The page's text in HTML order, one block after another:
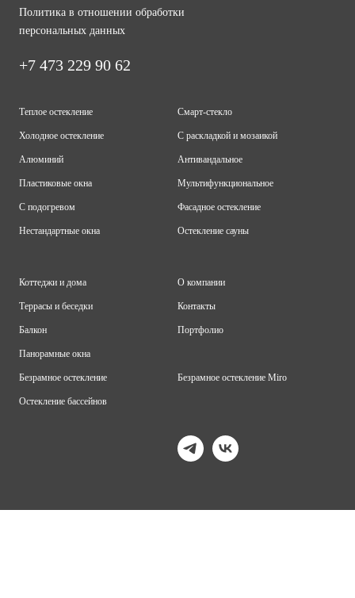
Политика в отношении обработки
персональных данных
+7 473 229 90 62
Теплое остекление
Холодное остекление
Алюминий
Пластиковые окна
С подогревом
Нестандартные окна
Смарт-стекло
С раскладкой и мозаикой
Антивандальное
Мультифункциональное
Фасадное остекление
Остекление сауны
Коттеджи и дома
Террасы и беседки
Балкон
Панорамные окна
Безрамное остекление
Остекление бассейнов
О компании
Контакты
Портфолио
Безрамное остекление Miro